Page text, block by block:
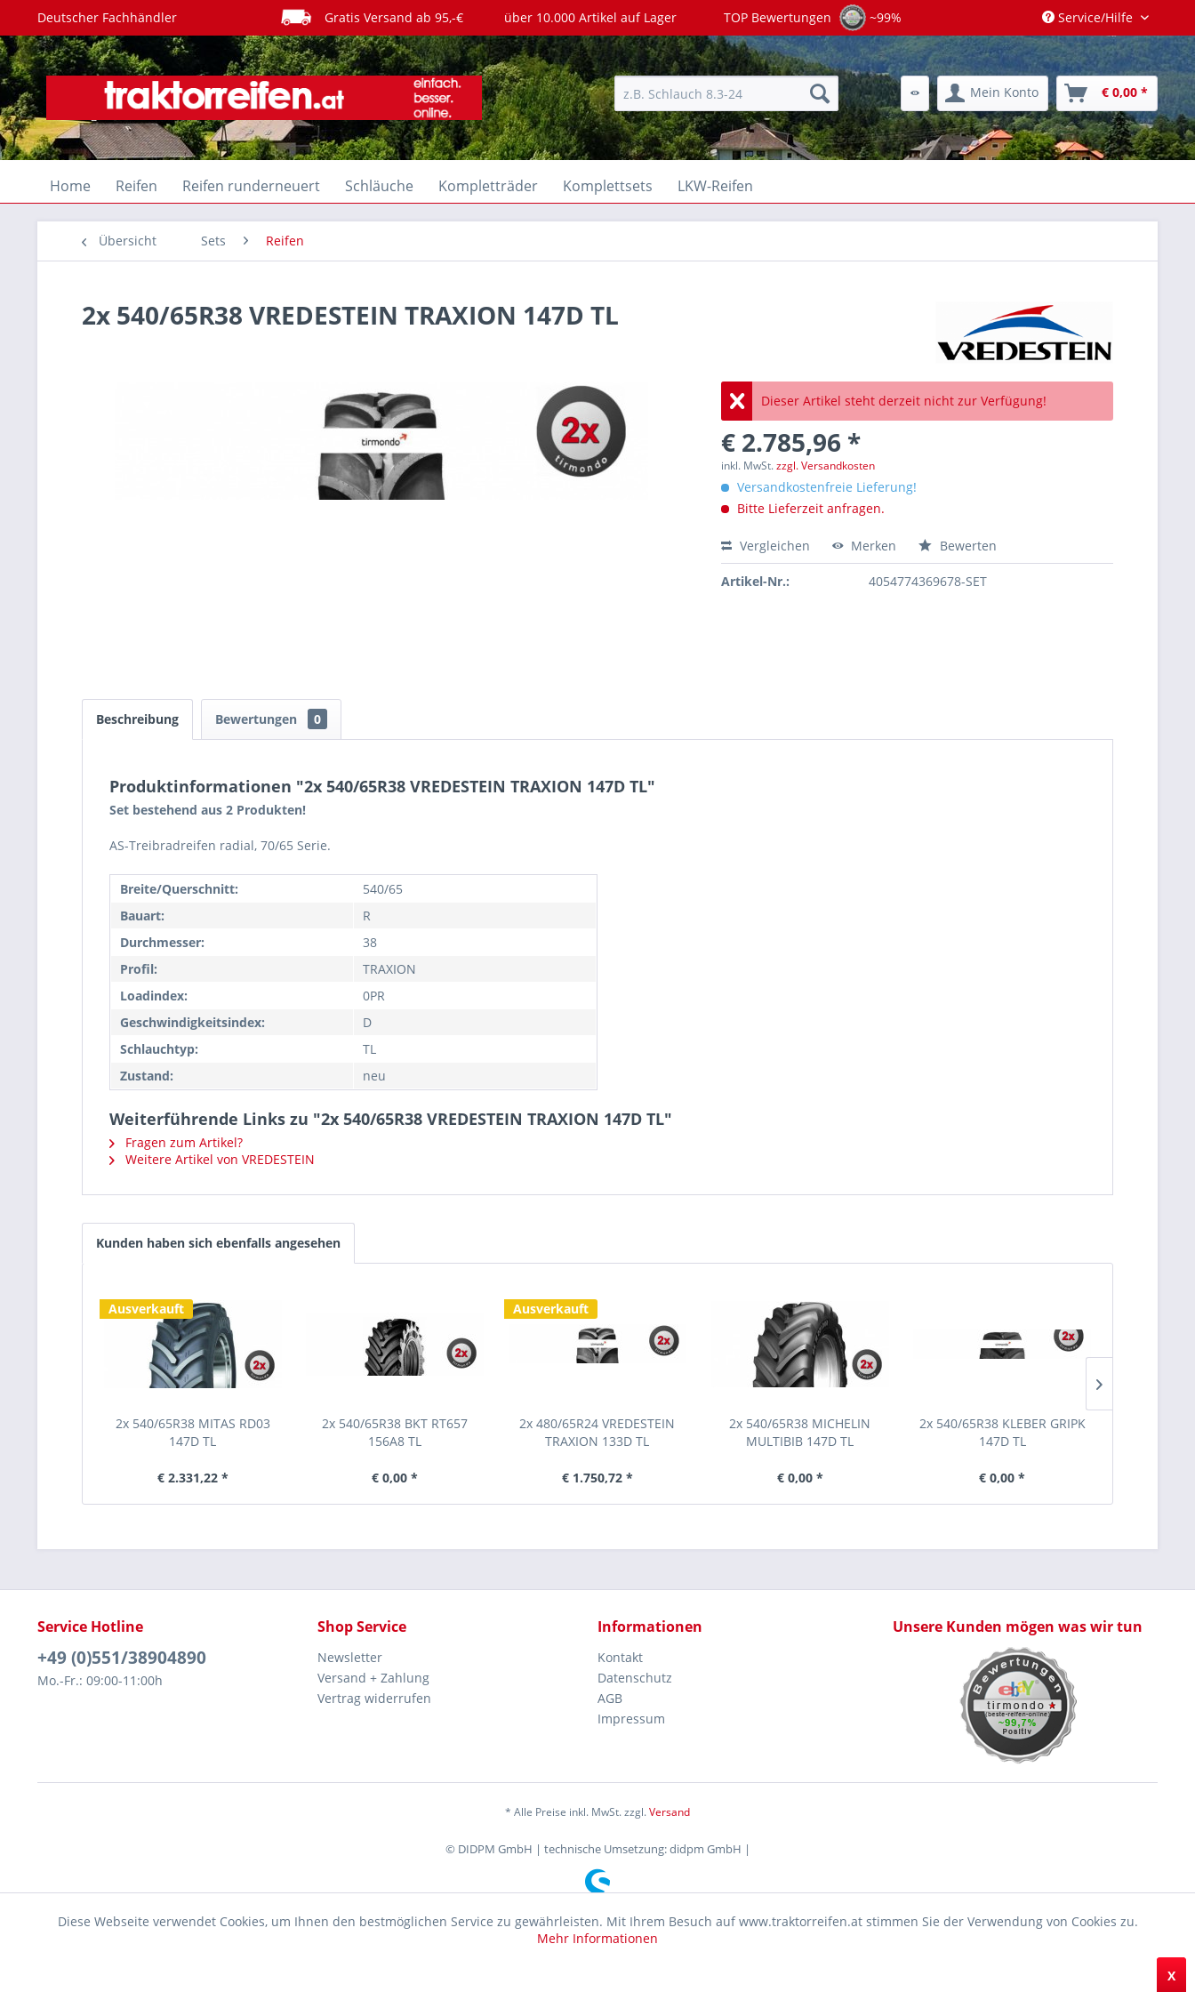
Deutscher Fachhändler Gratis Versand ab 95,-€ über 10.000 Artikel auf Lager TOP Bewertungen ~99% Service/Hilfe
Mein Konto € 0,00 *
Home Reifen Reifen runderneuert Schläuche Kompletträder Komplettsets LKW-Reifen
Übersicht Sets Reifen
2x 540/65R38 VREDESTEIN TRAXION 147D TL
Dieser Artikel steht derzeit nicht zur Verfügung!
€ 2.785,96 *
inkl. MwSt.zzgl. Versandkosten
Versandkostenfreie Lieferung!
Bitte Lieferzeit anfragen.
Vergleichen Merken Bewerten
Artikel-Nr.: 4054774369678-SET
Beschreibung Bewertungen 0
Produktinformationen "2x 540/65R38 VREDESTEIN TRAXION 147D TL"
Set bestehend aus 2 Produkten!
AS-Treibradreifen radial, 70/65 Serie.
Breite/Querschnitt:
540/65
Bauart:
R
Durchmesser:
38
Profil:
TRAXION
Loadindex:
0PR
Geschwindigkeitsindex:
D
Schlauchtyp:
TL
Zustand:
neu
Weiterführende Links zu "2x 540/65R38 VREDESTEIN TRAXION 147D TL"
Fragen zum Artikel?
Weitere Artikel von VREDESTEIN
Kunden haben sich ebenfalls angesehen
Ausverkauft
2x 540/65R38 MITAS RD03
147D TL
€ 2.331,22 *
2x 540/65R38 BKT RT657
156A8 TL
€ 0,00 *
Ausverkauft
2x 480/65R24 VREDESTEIN
TRAXION 133D TL
€ 1.750,72 *
2x 540/65R38 MICHELIN
MULTIBIB 147D TL
€ 0,00 *
2x 540/65R38 KLEBER GRIPK
147D TL
€ 0,00 *
Service Hotline
+49 (0)551/38904890
Mo.-Fr.: 09:00-11:00h
Shop Service
Newsletter
Versand + Zahlung
Vertrag widerrufen
Informationen
Kontakt
Datenschutz
AGB
Impressum
Unsere Kunden mögen was wir tun
* Alle Preise inkl. MwSt. zzgl.Versand
© DIDPM GmbH | technische Umsetzung: didpm GmbH |
Diese Webseite verwendet Cookies, um Ihnen den bestmöglichen Service zu gewährleisten. Mit Ihrem Besuch auf www.traktorreifen.at stimmen Sie der Verwendung von Cookies zu.
Mehr Informationen
X